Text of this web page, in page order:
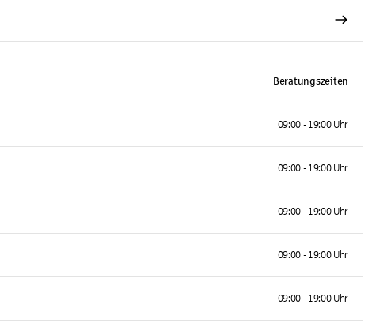
Beratungszeiten
09:00 - 19:00 Uhr
09:00 - 19:00 Uhr
09:00 - 19:00 Uhr
09:00 - 19:00 Uhr
09:00 - 19:00 Uhr